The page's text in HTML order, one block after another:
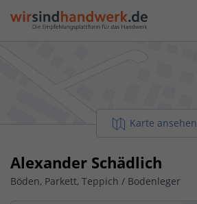
Karte ansehen
Alexander Schädlich
Böden, Parkett, Teppich / Bodenleger